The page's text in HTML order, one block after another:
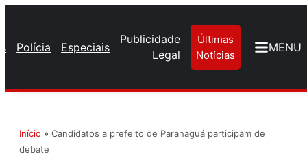
Polícia Especiais
Publicidade
Legal
Últimas
Notícias
MENU
Início » Candidatos a prefeito de Paranaguá participam de
debate